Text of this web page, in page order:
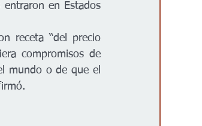
entraron en Estados
receta “del precio
compromisos de
mundo o de que el